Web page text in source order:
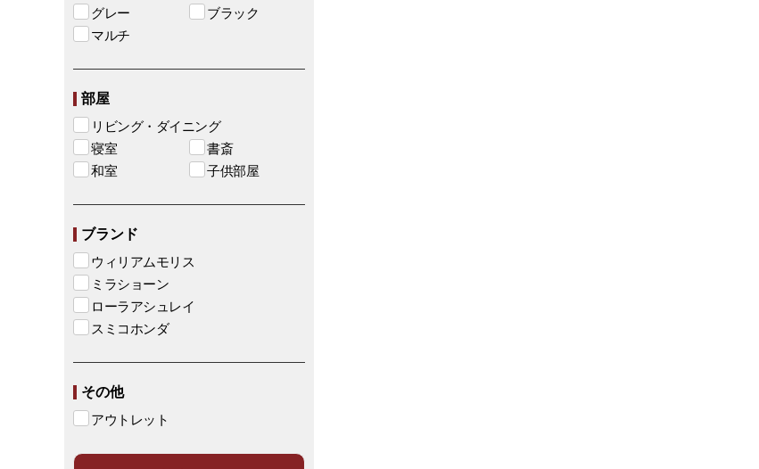
グレー
ブラック
マルチ
部屋
リビング・ダイニング
寝室
書斎
和室
子供部屋
ブランド
ウィリアムモリス
ミラショーン
ローラアシュレイ
スミコホンダ
その他
アウトレット